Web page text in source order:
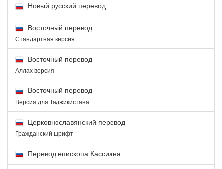
Новый русский перевод
Восточный перевод
Стандартная версия
Восточный перевод
Аллах версия
Восточный перевод
Версия для Таджикистана
Церковнославянский перевод
Гражданский шрифт
Перевод епископа Кассиана